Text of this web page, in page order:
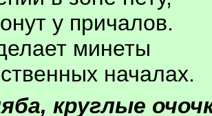
у причалов.
минеты
началах.
круглые